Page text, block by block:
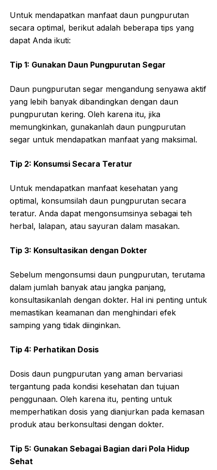
Untuk mendapatkan manfaat daun pungpurutan
secara optimal, berikut adalah beberapa tips yang
dapat Anda ikuti:
Tip 1: Gunakan Daun Pungpurutan Segar
Daun pungpurutan segar mengandung senyawa aktif
yang lebih banyak dibandingkan dengan daun
pungpurutan kering. Oleh karena itu, jika
memungkinkan, gunakanlah daun pungpurutan
segar untuk mendapatkan manfaat yang maksimal.
Tip 2: Konsumsi Secara Teratur
Untuk mendapatkan manfaat kesehatan yang
optimal, konsumsilah daun pungpurutan secara
teratur. Anda dapat mengonsumsinya sebagai teh
herbal, lalapan, atau sayuran dalam masakan.
Tip 3: Konsultasikan dengan Dokter
Sebelum mengonsumsi daun pungpurutan, terutama
dalam jumlah banyak atau jangka panjang,
konsultasikanlah dengan dokter. Hal ini penting untuk
memastikan keamanan dan menghindari efek
samping yang tidak diinginkan.
Tip 4: Perhatikan Dosis
Dosis daun pungpurutan yang aman bervariasi
tergantung pada kondisi kesehatan dan tujuan
penggunaan. Oleh karena itu, penting untuk
memperhatikan dosis yang dianjurkan pada kemasan
produk atau berkonsultasi dengan dokter.
Tip 5: Gunakan Sebagai Bagian dari Pola Hidup
Sehat